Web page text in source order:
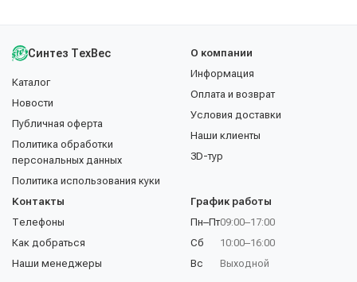
Синтез ТехВес
Каталог
Новости
Публичная оферта
Политика обработки
персональных данных
Политика использования куки
О компании
Информация
Оплата и возврат
Условия доставки
Наши клиенты
3D-тур
Контакты
Телефоны
Как добраться
Наши менеджеры
График работы
Пн–Пт
Сб
Вс
09:00–17:00
10:00–16:00
Выходной